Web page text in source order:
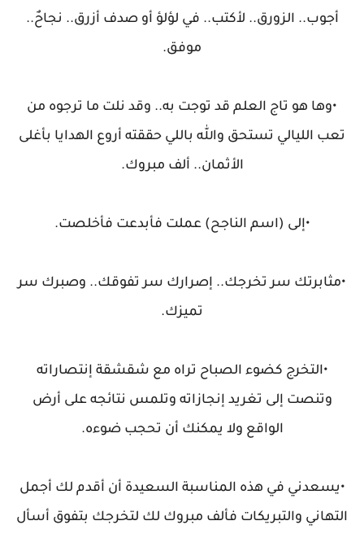
أجوب.. الزورق.. لأكتب.. في لؤلؤ أو صدف أزرق.. نجاحٌ..
موفق.
•وها هو تاج العلم قد توجت به.. وقد نلت ما ترجوه من
تعب الليالي تستحق والله باللي حققته أروع الهدايا بأغلى
الأثمان.. ألف مبروك.
•إلى (اسم الناجح) عملت فأبدعت فأخلصت.
•مثابرتك سر تخرجك.. إصرارك سر تفوقك.. وصبرك سر
تميزك.
•التخرج كضوء الصباح تراه مع شقشقة إنتصاراته
وتنصت إلى تغريد إنجازاته وتلمس نتائجه على أرض
الواقع ولا يمكنك أن تحجب ضوءه.
•يسعدني في هذه المناسبة السعيدة أن أقدم لك أجمل
التهاني والتبريكات فألف مبروك لك لتخرجك بتفوق أسأل